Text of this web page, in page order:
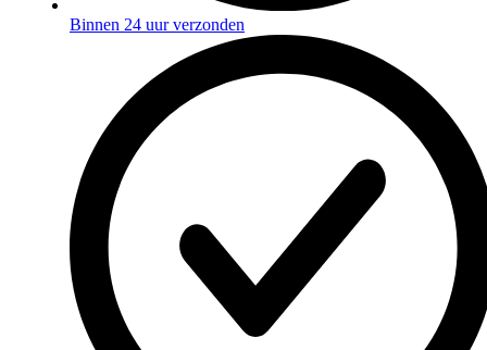
Binnen 24 uur verzonden